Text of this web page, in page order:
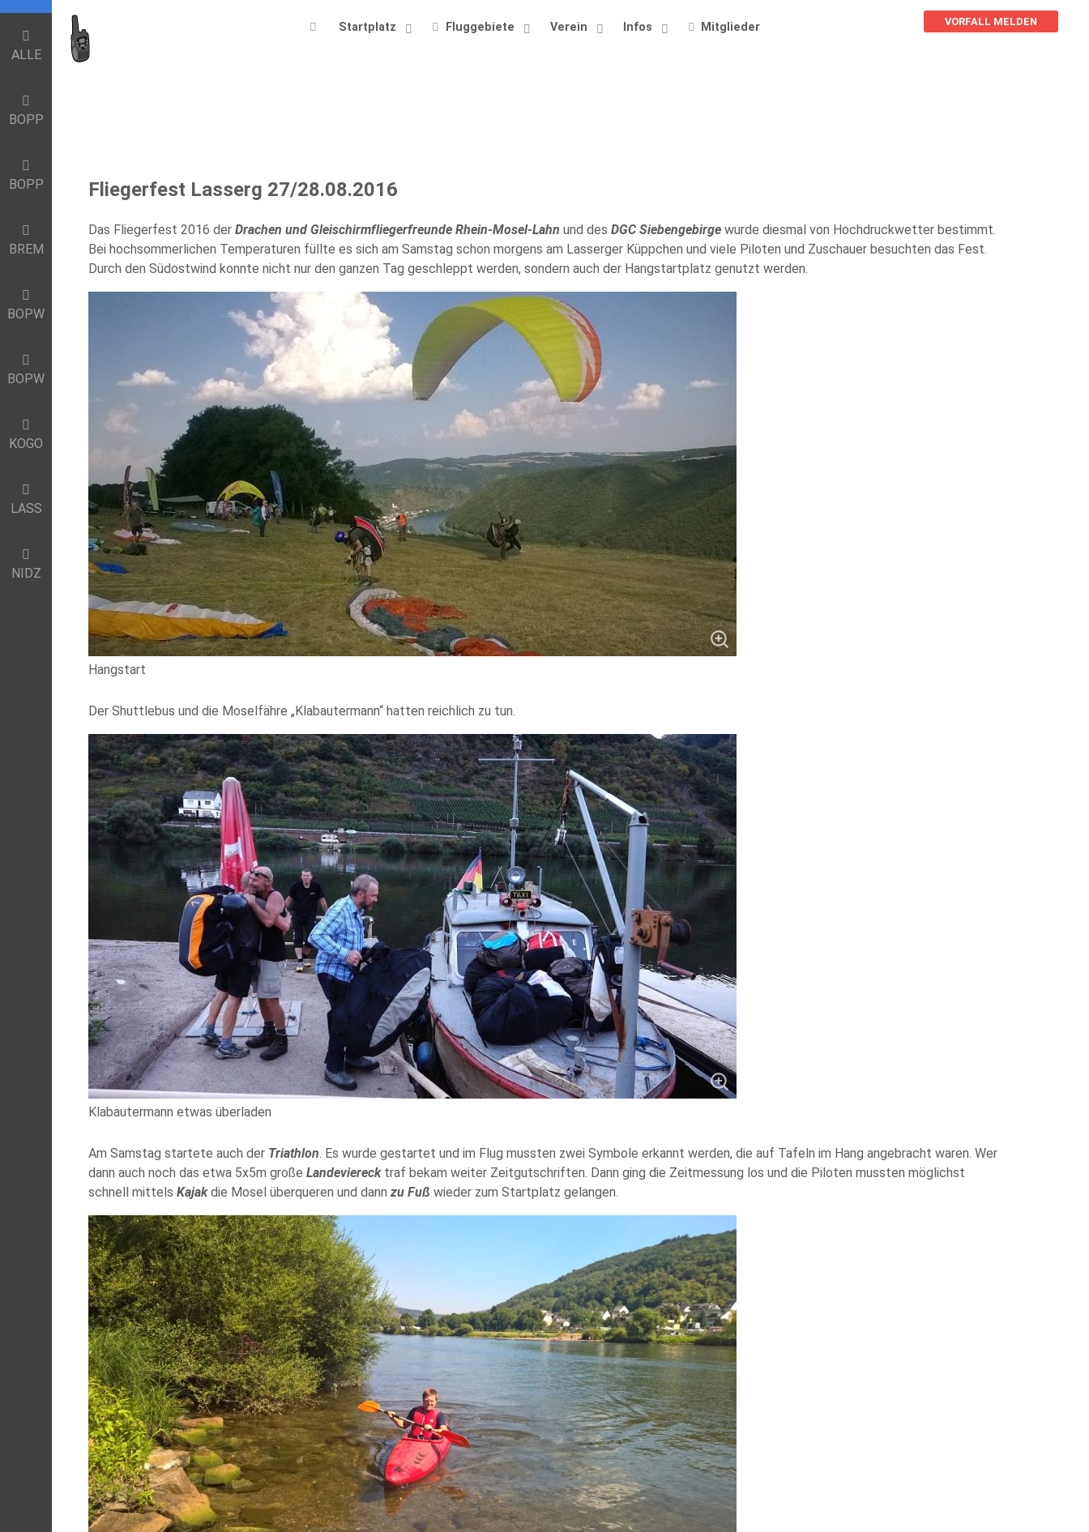
Startplatz Fluggebiete Verein Infos Mitglieder VORFALL MELDEN
Fliegerfest Lasserg 27/28.08.2016
Das Fliegerfest 2016 der Drachen und Gleischirmfliegerfreunde Rhein-Mosel-Lahn und des DGC Siebengebirge wurde diesmal von Hochdruckwetter bestimmt.
Bei hochsommerlichen Temperaturen füllte es sich am Samstag schon morgens am Lasserger Küppchen und viele Piloten und Zuschauer besuchten das Fest.
Durch den Südostwind konnte nicht nur den ganzen Tag geschleppt werden, sondern auch der Hangstartplatz genutzt werden.
Hangstart
Der Shuttlebus und die Moselfähre „Klabautermann“ hatten reichlich zu tun.
Klabautermann etwas überladen
Am Samstag startete auch der Triathlon . Es wurde gestartet und im Flug mussten zwei Symbole erkannt werden, die auf Tafeln im Hang angebracht waren. Wer
dann auch noch das etwa 5x5m große Landevierecktraf bekam weiter Zeitgutschriften. Dann ging die Zeitmessung los und die Piloten mussten möglichst
schnell mittels Kajakdie Mosel überqueren und dann zu Fuß wieder zum Startplatz gelangen.
ALLE
BOPP
BOPP
BREM
BOPW
BOPW
KOGO
LASS
NIDZ